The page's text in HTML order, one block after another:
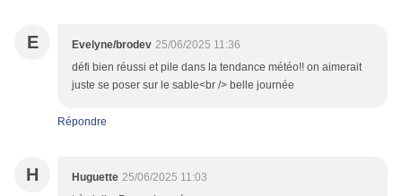
E Evelyne/brodev 25/06/2025 11:36
défi bien réussi et pile dans la tendance météo!! on aimerait
juste se poser sur le sable<br /> belle journée
Répondre
H Huguette 25/06/2025 11:03